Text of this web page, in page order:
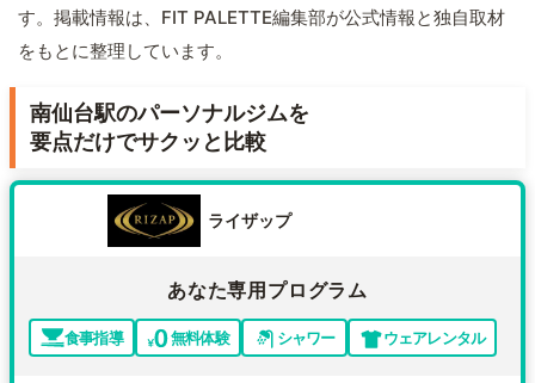
す。掲載情報は、FIT PALETTE編集部が公式情報と独自取材
をもとに整理しています。
南仙台駅のパーソナルジムを
要点だけでサクッと比較
ライザップ
あなた専用プログラム
食事指導 無料体験 シャワー ウェアレンタル